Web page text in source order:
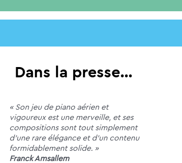
Dans la presse…
« Son jeu de piano aérien et
vigoureux est une merveille, et ses
compositions sont tout simplement
d’une rare élégance et d’un contenu
formidablement solide. »
Franck Amsallem